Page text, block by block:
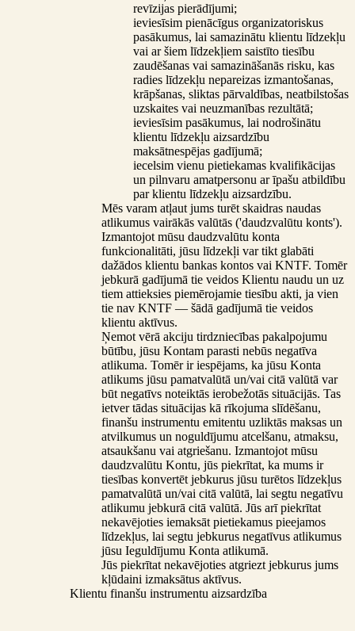
revīzijas pierādījumi;
ieviesīsim pienācīgus organizatoriskus
pasākumus, lai samazinātu klientu līdzekļu
vai ar šiem līdzekļiem saistīto tiesību
zaudēšanas vai samazināšanās risku, kas
radies līdzekļu nepareizas izmantošanas,
krāpšanas, sliktas pārvaldības, neatbilstošas
uzskaites vai neuzmanības rezultātā;
ieviesīsim pasākumus, lai nodrošinātu
klientu līdzekļu aizsardzību
maksātnespējas gadījumā;
iecelsim vienu pietiekamas kvalifikācijas
un pilnvaru amatpersonu ar īpašu atbildību
par klientu līdzekļu aizsardzību.
Mēs varam atļaut jums turēt skaidras naudas
atlikumus vairākās valūtās ('daudzvalūtu konts').
Izmantojot mūsu daudzvalūtu konta
funkcionalitāti, jūsu līdzekļi var tikt glabāti
dažādos klientu bankas kontos vai KNTF. Tomēr
jebkurā gadījumā tie veidos Klientu naudu un uz
tiem attieksies piemērojamie tiesību akti, ja vien
tie nav KNTF — šādā gadījumā tie veidos
klientu aktīvus.
Ņemot vērā akciju tirdzniecības pakalpojumu
būtību, jūsu Kontam parasti nebūs negatīva
atlikuma. Tomēr ir iespējams, ka jūsu Konta
atlikums jūsu pamatvalūtā un/vai citā valūtā var
būt negatīvs noteiktās ierobežotās situācijās. Tas
ietver tādas situācijas kā rīkojuma slīdēšanu,
finanšu instrumentu emitentu uzliktās maksas un
atvilkumus un noguldījumu atcelšanu, atmaksu,
atsaukšanu vai atgriešanu. Izmantojot mūsu
daudzvalūtu Kontu, jūs piekrītat, ka mums ir
tiesības konvertēt jebkurus jūsu turētos līdzekļus
pamatvalūtā un/vai citā valūtā, lai segtu negatīvu
atlikumu jebkurā citā valūtā. Jūs arī piekrītat
nekavējoties iemaksāt pietiekamus pieejamos
līdzekļus, lai segtu jebkurus negatīvus atlikumus
jūsu Ieguldījumu Konta atlikumā.
Jūs piekrītat nekavējoties atgriezt jebkurus jums
kļūdaini izmaksātus aktīvus.
Klientu finanšu instrumentu aizsardzība